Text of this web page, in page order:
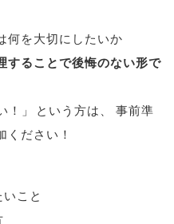
何を大切にしたいか
することで後悔のない形で
！ 」 という方は、
事前準
ださい！
こと